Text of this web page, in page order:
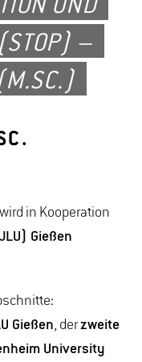
UND
–
wird in Kooperation
Gießen
Gießen, derzweite
University